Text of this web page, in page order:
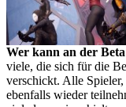
Wer kann an der
viele, die sich für die
verschickt. Alle
ebenfalls wieder